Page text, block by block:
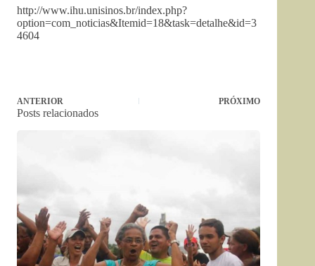
http://www.ihu.unisinos.br/index.php?
option=com_noticias&Itemid=18&task=detalhe&id=3
4604
ANTERIOR PRÓXIMO
Posts relacionados